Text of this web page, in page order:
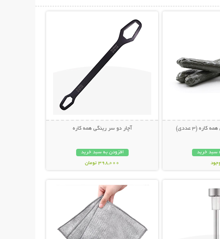
(3 عددی)
سبد خرید
آچار دو سر رینگی همه کاره
افزودن به سبد خرید
398,000 تومان